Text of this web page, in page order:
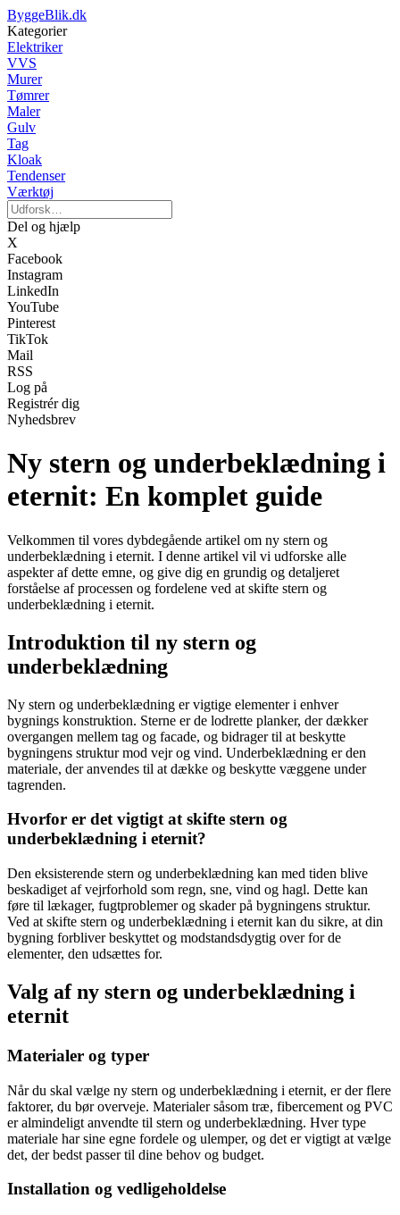
ByggeBlik.dk
Kategorier
Elektriker
VVS
Murer
Tømrer
Maler
Gulv
Tag
Kloak
Tendenser
Værktøj
Del og hjælp
X
Facebook
Instagram
LinkedIn
YouTube
Pinterest
TikTok
Mail
RSS
Log på
Registrér dig
Nyhedsbrev
Ny stern og underbeklædning i
eternit: En komplet guide
Velkommen til vores dybdegående artikel om ny stern og
underbeklædning i eternit. I denne artikel vil vi udforske alle
aspekter af dette emne, og give dig en grundig og detaljeret
forståelse af processen og fordelene ved at skifte stern og
underbeklædning i eternit.
Introduktion til ny stern og
underbeklædning
Ny stern og underbeklædning er vigtige elementer i enhver
bygnings konstruktion. Sterne er de lodrette planker, der dækker
overgangen mellem tag og facade, og bidrager til at beskytte
bygningens struktur mod vejr og vind. Underbeklædning er den
materiale, der anvendes til at dække og beskytte væggene under
tagrenden.
Hvorfor er det vigtigt at skifte stern og
underbeklædning i eternit?
Den eksisterende stern og underbeklædning kan med tiden blive
beskadiget af vejrforhold som regn, sne, vind og hagl. Dette kan
føre til lækager, fugtproblemer og skader på bygningens struktur.
Ved at skifte stern og underbeklædning i eternit kan du sikre, at din
bygning forbliver beskyttet og modstandsdygtig over for de
elementer, den udsættes for.
Valg af ny stern og underbeklædning i
eternit
Materialer og typer
Når du skal vælge ny stern og underbeklædning i eternit, er der flere
faktorer, du bør overveje. Materialer såsom træ, fibercement og PVC
er almindeligt anvendte til stern og underbeklædning. Hver type
materiale har sine egne fordele og ulemper, og det er vigtigt at vælge
det, der bedst passer til dine behov og budget.
Installation og vedligeholdelse